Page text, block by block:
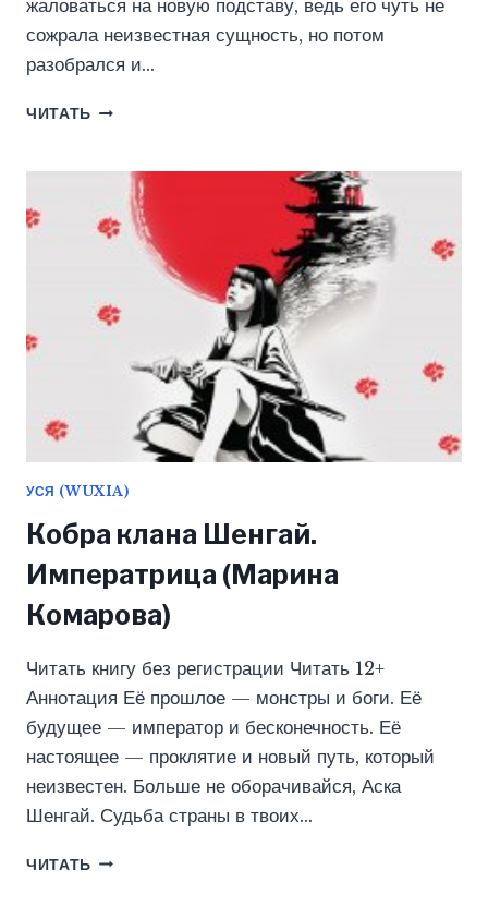
жаловаться на новую подставу, ведь его чуть не
сожрала неизвестная сущность, но потом
разобрался и…
ЧИТАТЬ НЕПОПУЛЯРНЫЙ
УБИЙЦА
БОГОВ
(АЛЕКСАНДР
СВЕТЛЫЙ)
УСЯ (WUXIA)
Кобра клана Шенгай.
Императрица (Марина
Комарова)
Читать книгу без регистрации Читать 12+
Аннотация Её прошлое — монстры и боги. Её
будущее — император и бесконечность. Её
настоящее — проклятие и новый путь, который
неизвестен. Больше не оборачивайся, Аска
Шенгай. Судьба страны в твоих…
ЧИТАТЬ КОБРА